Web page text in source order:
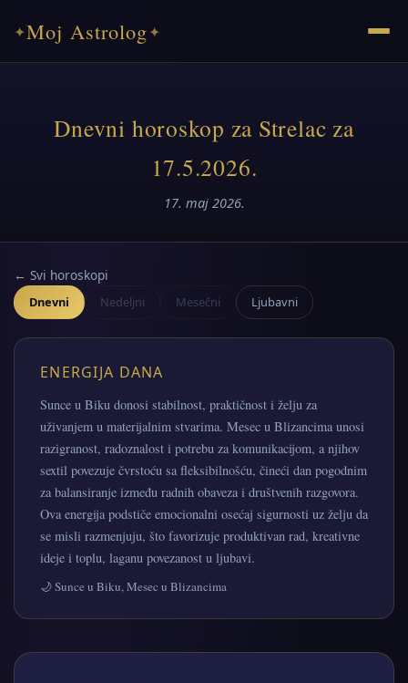
✦Moj Astrolog✦
Dnevni horoskop za Strelac za
17.5.2026.
17. maj 2026.
← Svi horoskopi
Dnevni Nedeljni Mesečni Ljubavni
ENERGIJA DANA
Sunce u Biku donosi stabilnost, praktičnost i želju za
uživanjem u materijalnim stvarima. Mesec u Blizancima unosi
razigranost, radoznalost i potrebu za komunikacijom, a njihov
sextil povezuje čvrstoću sa fleksibilnošću, čineći dan pogodnim
za balansiranje između radnih obaveza i društvenih razgovora.
Ova energija podstiče emocionalni osećaj sigurnosti uz želju da
se misli razmenjuju, što favorizuje produktivan rad, kreativne
ideje i toplu, laganu povezanost u ljubavi.
🌙 Sunce u Biku, Mesec u Blizancima